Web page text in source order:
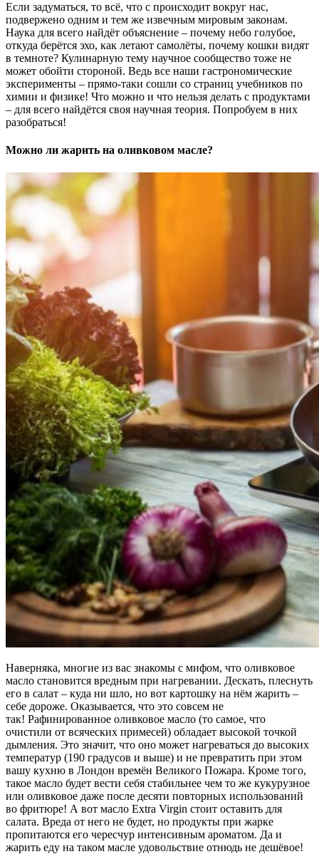
Если задуматься, то всё, что с происходит вокруг нас,
подвержено одним и тем же извечным мировым законам.
Наука для всего найдёт объяснение – почему небо голубое,
откуда берётся эхо, как летают самолёты, почему кошки видят
в темноте? Кулинарную тему научное сообщество тоже не
может обойти стороной. Ведь все наши гастрономические
эксперименты – прямо-таки сошли со страниц учебников по
химии и физике! Что можно и что нельзя делать с продуктами
– для всего найдётся своя научная теория. Попробуем в них
разобраться!
Можно ли жарить на оливковом масле?
Наверняка, многие из вас знакомы с мифом, что оливковое
масло становится вредным при нагревании. Дескать, плеснуть
его в салат – куда ни шло, но вот картошку на нём жарить –
себе дороже. Оказывается, что это совсем не
так! Рафинированное оливковое масло (то самое, что
очистили от всяческих примесей) обладает высокой точкой
дымления. Это значит, что оно может нагреваться до высоких
температур (190 градусов и выше) и не превратить при этом
вашу кухню в Лондон времён Великого Пожара. Кроме того,
такое масло будет вести себя стабильнее чем то же кукурузное
или оливковое даже после десяти повторных использований
во фритюре! А вот масло Extra Virgin стоит оставить для
салата. Вреда от него не будет, но продукты при жарке
пропитаются его чересчур интенсивным ароматом. Да и
жарить еду на таком масле удовольствие отнюдь не дешёвое!